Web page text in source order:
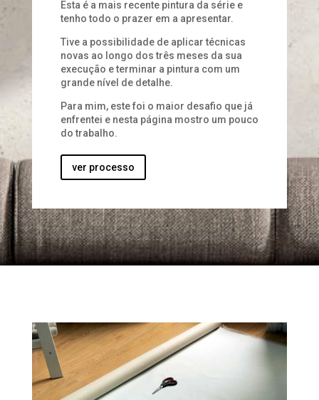
Esta é a mais recente pintura da série e
tenho todo o prazer em a apresentar.
Tive a possibilidade de aplicar técnicas
novas ao longo dos três meses da sua
execução e terminar a pintura com um
grande nível de detalhe.
Para mim, este foi o maior desafio que já
enfrentei e nesta página mostro um pouco
do trabalho.
ver processo